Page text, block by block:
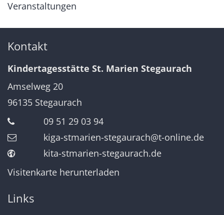
Veranstaltungen
Kontakt
Kindertagesstätte St. Marien Stegaurach
Amselweg 20
96135 Stegaurach
09 51 29 03 94
kiga-stmarien-stegaurach@t-online.de
kita-stmarien-stegaurach.de
Visitenkarte herunterladen
Links